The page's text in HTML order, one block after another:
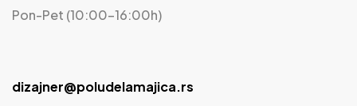
Pon-Pet (10:00-16:00h)
dizajner@poludelamajica.rs